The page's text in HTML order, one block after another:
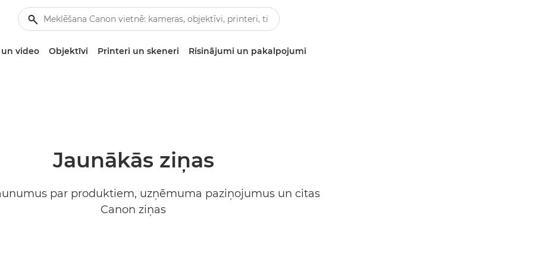
video Objektīvi Printeri un skeneri Risinājumi un pakalpojumi
Jaunākās ziņas
par produktiem, uzņēmuma paziņojumus un citas
Canon ziņas